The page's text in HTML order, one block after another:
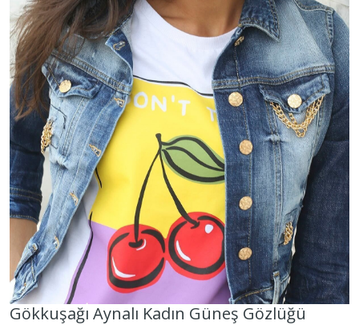
Gökkuşağı Aynalı Kadın Güneş Gözlüğü